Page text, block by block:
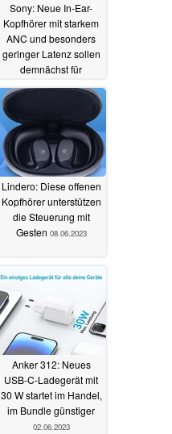
Sony: Neue In-Ear-
Kopfhörer mit starkem
ANC und besonders
geringer Latenz sollen
demnächst für
PlayStation 5 und PC
Lindero: Diese offenen
Kopfhörer unterstützen
die Steuerung mit
Gesten 08.06.2023
Anker 312: Neues
USB-C-Ladegerät mit
30 W startet im Handel,
im Bundle günstiger
02.06.2023